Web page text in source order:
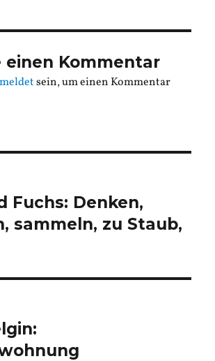
einen Kommentar
sein, um einen Kommentar
Fuchs: Denken,
sammeln, zu Staub,